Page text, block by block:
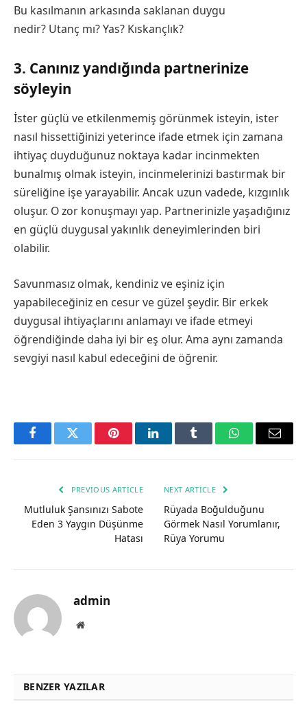
Bu kasılmanın arkasında saklanan duygu
nedir? Utanç mı? Yas? Kıskançlık?
3. Canınız yandığında partnerinize
söyleyin
İster güçlü ve etkilenmemiş görünmek isteyin, ister
nasıl hissettiğinizi yeterince ifade etmek için zamana
ihtiyaç duyduğunuz noktaya kadar incinmekten
bunalmış olmak isteyin, incinmelerinizi bastırmak bir
süreliğine işe yarayabilir. Ancak uzun vadede, kızgınlık
oluşur. O zor konuşmayı yap. Partnerinizle yaşadığınız
en güçlü duygusal yakınlık deneyimlerinden biri
olabilir.
Savunmasız olmak, kendiniz ve eşiniz için
yapabileceğiniz en cesur ve güzel şeydir. Bir erkek
duygusal ihtiyaçlarını anlamayı ve ifade etmeyi
öğrendiğinde daha iyi bir eş olur. Ama aynı zamanda
sevgiyi nasıl kabul edeceğini de öğrenir.
FacebookTwitter PinterestLinkedInTumblr WhatsAppEmail
PREVIOUS ARTICLE
Mutluluk Şansınızı Sabote
Eden 3 Yaygın Düşünme
Hatası
NEXT ARTICLE
Rüyada Boğulduğunu
Görmek Nasıl Yorumlanır,
Rüya Yorumu
admin
Website
BENZER YAZILAR